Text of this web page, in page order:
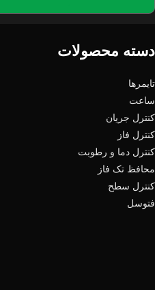
دسته محصولات
تایمرها
ساعت
کنترل جریان
کنترل فاز
کنترل دما و رطوبت
محافظ تک فاز
کنترل سطح
فتوسل